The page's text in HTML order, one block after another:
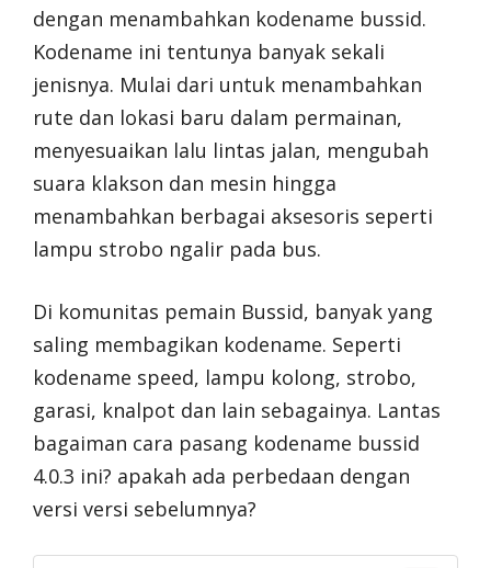
dengan menambahkan kodename bussid.
Kodename ini tentunya banyak sekali
jenisnya. Mulai dari untuk menambahkan
rute dan lokasi baru dalam permainan,
menyesuaikan lalu lintas jalan, mengubah
suara klakson dan mesin hingga
menambahkan berbagai aksesoris seperti
lampu strobo ngalir pada bus.
Di komunitas pemain Bussid, banyak yang
saling membagikan kodename. Seperti
kodename speed, lampu kolong, strobo,
garasi, knalpot dan lain sebagainya. Lantas
bagaiman cara pasang kodename bussid
4.0.3 ini? apakah ada perbedaan dengan
versi versi sebelumnya?